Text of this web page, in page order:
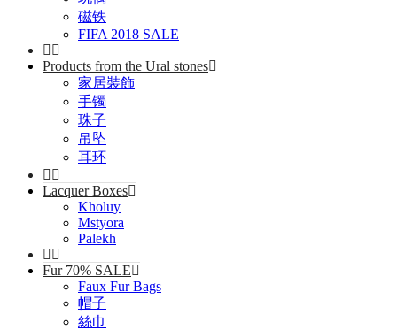
磁铁
FIFA 2018 SALE
Products from the Ural stones
家居裝飾
手镯
珠子
吊坠
耳环
Lacquer Boxes
Kholuy
Mstyora
Palekh
Fur 70% SALE
Faux Fur Bags
帽子
絲巾